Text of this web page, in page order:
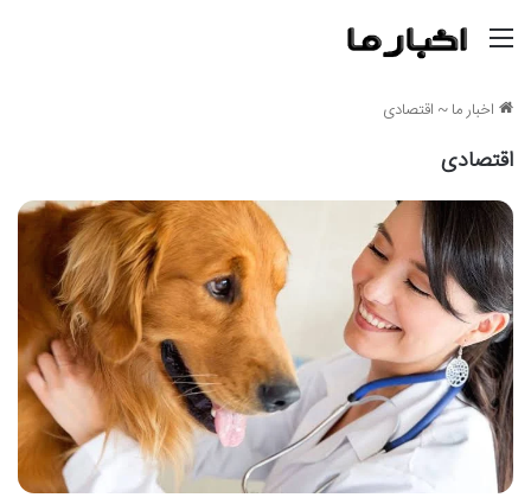
اخبار ما~ اقتصادی
اقتصادی